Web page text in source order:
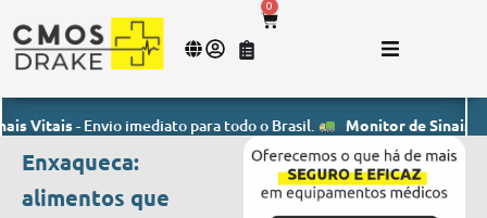
0
- Envio imediato para todo o Brasil. Monitor de Sinais Vitais
Enxaqueca:
alimentos que